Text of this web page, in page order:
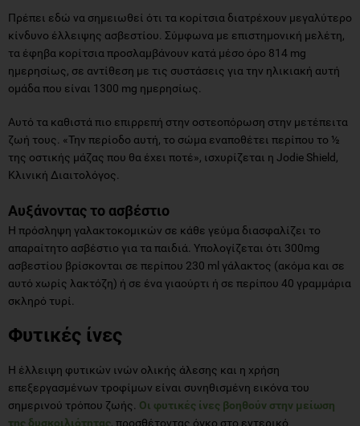
Πρέπει εδώ να σημειωθεί ότι τα κορίτσια διατρέχουν μεγαλύτερο
κίνδυνο έλλειψης ασβεστίου. Σύμφωνα με επιστημονική μελέτη,
τα έφηβα κορίτσια προσλαμβάνουν κατά μέσο όρο 814 mg
ημερησίως, σε αντίθεση με τις συστάσεις για την ηλικιακή αυτή
ομάδα που είναι 1300 mg ημερησίως.
Αυτό τα καθιστά πιο επιρρεπή στην οστεοπόρωση στην μετέπειτα
ζωή τους. «Την περίοδο αυτή, το σώμα εναποθέτει περίπου το ½
της οστικής μάζας που θα έχει ποτέ», ισχυρίζεται η Jodie Shield,
Κλινική Διαιτολόγος.
Αυξάνοντας το ασβέστιο
Η πρόσληψη γαλακτοκομικών σε κάθε γεύμα διασφαλίζει το
απαραίτητο ασβέστιο για τα παιδιά. Υπολογίζεται ότι 300mg
ασβεστίου βρίσκονται σε περίπου 230 ml γάλακτος (ακόμα και σε
αυτό χωρίς λακτόζη) ή σε ένα γιαούρτι ή σε περίπου 40 γραμμάρια
σκληρό τυρί.
Φυτικές ίνες
Η έλλειψη φυτικών ινών ολικής άλεσης και η χρήση
επεξεργασμένων τροφίμων είναι συνηθισμένη εικόνα του
σημερινού τρόπου ζωής. Οι φυτικές ίνες βοηθούν στην μείωση
της δυσκοιλιότητας, προσθέτοντας όγκο στο εντερικό